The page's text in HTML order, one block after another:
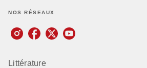
NOS RÉSEAUX
Littérature